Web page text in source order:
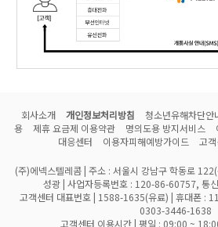
회사소개 개인정보처리방침 청소년유해차단안
용
제휴 요금제 이용약관 명의도용 방지서비스
대응센터
이용자피해예방가이드 고
(주)에넥스텔레콤 | 주소 : 서울시 강남구 학동로
성광 | 사업자등록번호 : 120-86-60757, 통
고객센터 대표번호 | 1588-1635(유료) | 휴대폰 :
0303-3446-1638
고객센터 이용시간 | 평일 : 09:00 ~